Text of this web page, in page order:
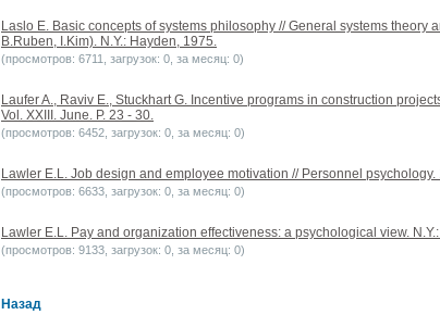
Laslo E. Basic concepts of systems philosophy // General systems theory
B.Ruben, I.Kim). N.Y.: Hayden, 1975.
(просмотров: 6711, загрузок: 0, за месяц: 0)
Laufer A., Raviv E., Stuckhart G. Incentive programs in construction
Vol. XXIII. June. P. 23 - 30.
(просмотров: 6452, загрузок: 0, за месяц: 0)
Lawler E.L. Job design and employee motivation // Personnel psychology.
(просмотров: 6633, загрузок: 0, за месяц: 0)
Lawler E.L. Pay and organization effectiveness: a psychological view.
(просмотров: 9133, загрузок: 0, за месяц: 0)
Назад